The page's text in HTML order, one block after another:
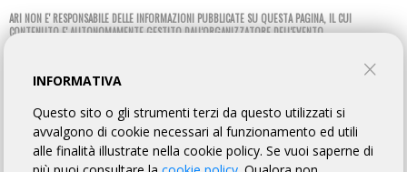
ARI NON E' RESPONSABILE DELLE INFORMAZIONI PUBBLICATE SU QUESTA PAGINA, IL CUI
CONTENUTO E' AUTONOMAMENTE GESTITO DALL'ORGANIZZATORE DELL'EVENTO.
INTO THE GRAVEL
FILIPPELLI VECCHIA PARMA
INFORMATIVA
Questo sito o gli strumenti terzi da questo utilizzati si
avvalgono di cookie necessari al funzionamento ed utili
alle finalità illustrate nella cookie policy. Se vuoi saperne di